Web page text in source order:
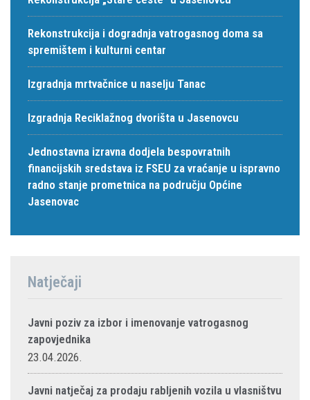
Rekonstrukcija i dogradnja vatrogasnog doma sa
spremištem i kulturni centar
Izgradnja mrtvačnice u naselju Tanac
Izgradnja Reciklažnog dvorišta u Jasenovcu
Jednostavna izravna dodjela bespovratnih
financijskih sredstava iz FSEU za vraćanje u ispravno
radno stanje prometnica na području Općine
Jasenovac
Natječaji
Javni poziv za izbor i imenovanje vatrogasnog
zapovjednika
23.04.2026.
Javni natječaj za prodaju rabljenih vozila u vlasništvu